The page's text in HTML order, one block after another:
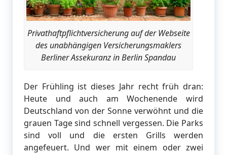
Privathaftpflichtversicherung auf der Webseite
des unabhängigen Versicherungsmaklers
Berliner Assekuranz in Berlin Spandau
Der Frühling ist dieses Jahr recht früh dran:
Heute und auch am Wochenende wird
Deutschland von der Sonne verwöhnt und die
grauen Tage sind schnell vergessen. Die Parks
sind voll und die ersten Grills werden
angefeuert. Und wer mit einem oder zwei